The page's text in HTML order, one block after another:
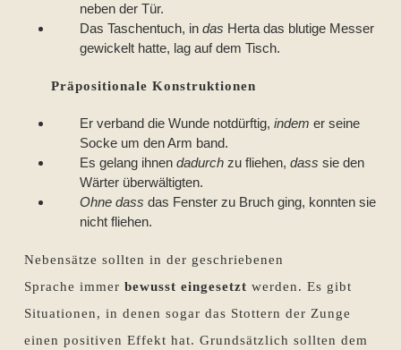
neben der Tür.
Das Taschentuch, in das Herta das blutige Messer
gewickelt hatte, lag auf dem Tisch.
Präpositionale Konstruktionen
Er verband die Wunde notdürftig, indem er seine
Socke um den Arm band.
Es gelang ihnen dadurch zu fliehen, dass sie den
Wärter überwältigten.
Ohne dass das Fenster zu Bruch ging, konnten sie
nicht fliehen.
Nebensätze sollten in der geschriebenen
Sprache immer bewusst eingesetzt werden. Es gibt
Situationen, in denen sogar das Stottern der Zunge
einen positiven Effekt hat. Grundsätzlich sollten dem